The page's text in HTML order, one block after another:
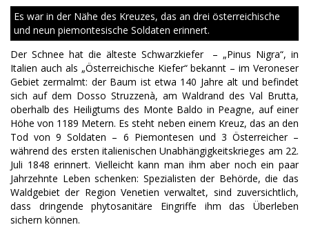
Es war in der Nähe des Kreuzes, das an drei österreichische
und neun piemontesische Soldaten erinnert.
Der Schnee hat die älteste Schwarzkiefer – „Pinus Nigra“, in
Italien auch als „Österreichische Kiefer“ bekannt – im Veroneser
Gebiet zermalmt: der Baum ist etwa 140 Jahre alt und befindet
sich auf dem Dosso Struzzenà, am Waldrand des Val Brutta,
oberhalb des Heiligtums des Monte Baldo in Peagne, auf einer
Höhe von 1189 Metern. Es steht neben einem Kreuz, das an den
Tod von 9 Soldaten – 6 Piemontesen und 3 Österreicher –
während des ersten italienischen Unabhängigkeitskrieges am 22.
Juli 1848 erinnert. Vielleicht kann man ihm aber noch ein paar
Jahrzehnte Leben schenken: Spezialisten der Behörde, die das
Waldgebiet der Region Venetien verwaltet, sind zuversichtlich,
dass dringende phytosanitäre Eingriffe ihm das Überleben
sichern können.